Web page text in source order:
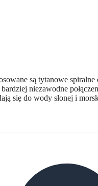
są tytanowe
niezawodne
się do wody słonej i